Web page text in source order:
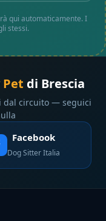
qui automaticamente. I
stessi.
di Brescia
dal circuito — seguici
Facebook
Dog Sitter Italia